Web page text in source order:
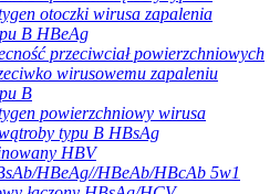
otoczki wirusa zapalenia
B HBeAg
przeciwciał powierzchniowych
wirusowemu zapaleniu
B
powierzchniowy wirusa
typu B HBsAg
HBV
HBeAg//HBeAb/HBcAb 5w1